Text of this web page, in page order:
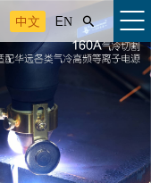
中文 EN 